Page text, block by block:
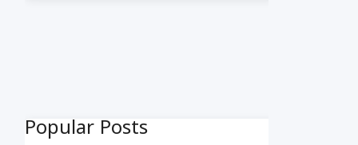
Popular Posts